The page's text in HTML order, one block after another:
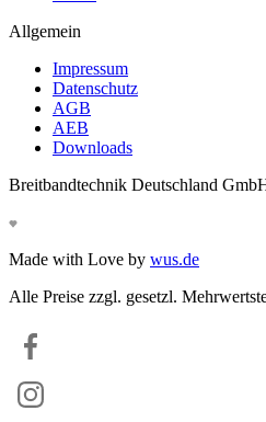
Allgemein
Impressum
Datenschutz
AGB
AEB
Downloads
Breitbandtechnik Deutschland
Made with Love by wus.de
Alle Preise zzgl. gesetzl.